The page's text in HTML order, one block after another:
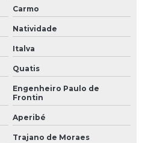
rolantes
elétrica em am
elétrica em mg
elétrica em pr
elétrica em sc
Carmo
Natividade
Italva
Quatis
Engenheiro Paulo de
Frontin
Aperibé
Trajano de Moraes